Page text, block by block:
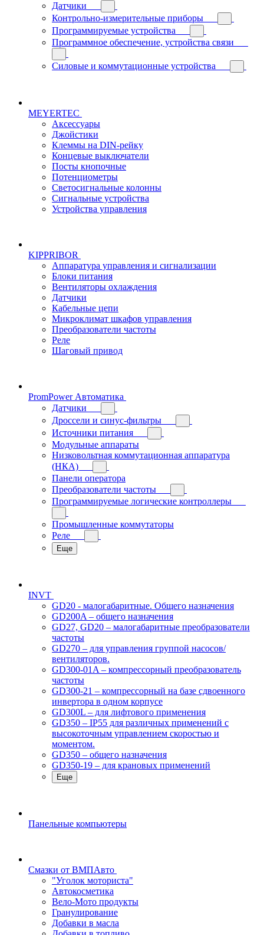
Датчики
Контрольно-измерительные приборы
Программируемые устройства
Программное обеспечение, устройства связи
Силовые и коммутационные устройства
MEYERTEC
Аксессуары
Джойстики
Клеммы на DIN-рейку
Концевые выключатели
Посты кнопочные
Потенциометры
Светосигнальные колонны
Сигнальные устройства
Устройства управления
KIPPRIBOR
Аппаратура управления и сигнализации
Блоки питания
Вентиляторы охлаждения
Датчики
Кабельные цепи
Микроклимат шкафов управления
Преобразователи частоты
Реле
Шаговый привод
PromPower Автоматика
Датчики
Дроссели и синус-фильтры
Источники питания
Модульные аппараты
Низковольтная коммутационная аппаратура
(НКА)
Панели оператора
Преобразователи частоты
Программируемые логические контроллеры
Промышленные коммутаторы
Реле
Еще
INVT
GD20 - малогабаритные. Общего назначения
GD200A – общего назначения
GD27, GD20 – малогабаритные преобразователи
частоты
GD270 – для управления группой насосов/
вентиляторов.
GD300-01A – компрессорный преобразователь
частоты
GD300-21 – компрессорный на базе сдвоенного
инвертора в одном корпусе
GD300L – для лифтового применения
GD350 – IP55 для различных применений с
высокоточным управлением скоростью и
моментом.
GD350 – общего назначения
GD350-19 – для крановых применений
Еще
Панельные компьютеры
Смазки от ВМПАвто
"Уголок моториста"
Автокосметика
Вело-Мото продукты
Гранулирование
Добавки в масла